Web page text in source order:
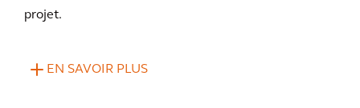
projet.
EN SAVOIR PLUS